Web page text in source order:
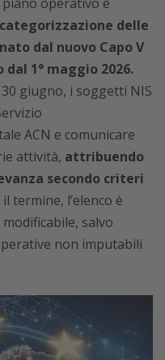
delle
dal nuovo Capo V
1° maggio 2026.
giugno, i soggetti NIS
ACN e comunicare
attività, attribuendo
secondo criteri
termine, l’elenco è
salvo
non imputabili